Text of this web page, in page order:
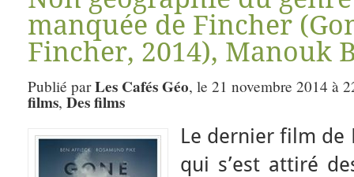
manquée de Fincher
Fincher, 2014), Manouk
Publié parLes Cafés Géo, le 21 novembre 2014 à
films, Des films
Le dernier film de
qui s’est attiré